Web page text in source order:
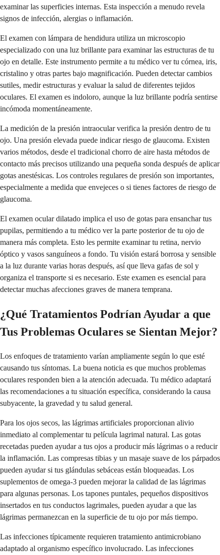
examinar las superficies internas. Esta inspección a menudo revela
signos de infección, alergias o inflamación.
El examen con lámpara de hendidura utiliza un microscopio
especializado con una luz brillante para examinar las estructuras de tu
ojo en detalle. Este instrumento permite a tu médico ver tu córnea, iris,
cristalino y otras partes bajo magnificación. Pueden detectar cambios
sutiles, medir estructuras y evaluar la salud de diferentes tejidos
oculares. El examen es indoloro, aunque la luz brillante podría sentirse
incómoda momentáneamente.
La medición de la presión intraocular verifica la presión dentro de tu
ojo. Una presión elevada puede indicar riesgo de glaucoma. Existen
varios métodos, desde el tradicional chorro de aire hasta métodos de
contacto más precisos utilizando una pequeña sonda después de aplicar
gotas anestésicas. Los controles regulares de presión son importantes,
especialmente a medida que envejeces o si tienes factores de riesgo de
glaucoma.
El examen ocular dilatado implica el uso de gotas para ensanchar tus
pupilas, permitiendo a tu médico ver la parte posterior de tu ojo de
manera más completa. Esto les permite examinar tu retina, nervio
óptico y vasos sanguíneos a fondo. Tu visión estará borrosa y sensible
a la luz durante varias horas después, así que lleva gafas de sol y
organiza el transporte si es necesario. Este examen es esencial para
detectar muchas afecciones graves de manera temprana.
¿Qué Tratamientos Podrían Ayudar a que
Tus Problemas Oculares se Sientan Mejor?
Los enfoques de tratamiento varían ampliamente según lo que esté
causando tus síntomas. La buena noticia es que muchos problemas
oculares responden bien a la atención adecuada. Tu médico adaptará
las recomendaciones a tu situación específica, considerando la causa
subyacente, la gravedad y tu salud general.
Para los ojos secos, las lágrimas artificiales proporcionan alivio
inmediato al complementar tu película lagrimal natural. Las gotas
recetadas pueden ayudar a tus ojos a producir más lágrimas o a reducir
la inflamación. Las compresas tibias y un masaje suave de los párpados
pueden ayudar si tus glándulas sebáceas están bloqueadas. Los
suplementos de omega-3 pueden mejorar la calidad de las lágrimas
para algunas personas. Los tapones puntales, pequeños dispositivos
insertados en tus conductos lagrimales, pueden ayudar a que las
lágrimas permanezcan en la superficie de tu ojo por más tiempo.
Las infecciones típicamente requieren tratamiento antimicrobiano
adaptado al organismo específico involucrado. Las infecciones